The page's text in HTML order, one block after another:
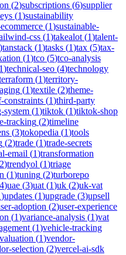
(2)subscriptions (6)supplier
(1)sustainability
(1)sustainable-
css (1)takealot (1)talent-
)tanstack (1)tasks (1)tax (5)tax-
(1)tco (5)tco-analysis
1)technical-seo (4)technology
(1)territory-
(1)textile (2)theme-
constraints (1)third-party
system (1)tiktok (1)tiktok-shop
tracking (2)timeline
(3)tokopedia (1)tools
(2)trade (1)trade-secrets
email (1)transformation
2)trendyol (1)triage
(1)tuning (2)turborepo
4)uae (3)uat (1)uk (2)uk-vat
)updates (1)upgrade (3)upsell
adoption (2)user-experience
(1)variance-analysis (1)vat
(1)vehicle-tracking
(1)vendor-
selection (2)vercel-ai-sdk